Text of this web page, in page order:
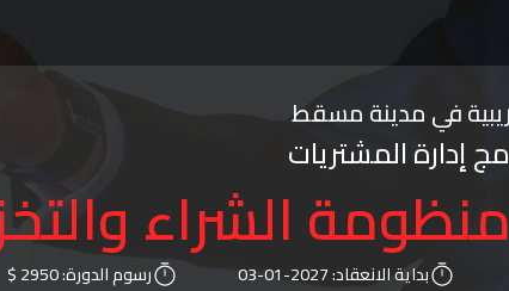
في مدينة مسقط
إدارة المشتريات
الشراء
بداية الانعقاد:2027-01-03 رسوم الدورة:2950 $